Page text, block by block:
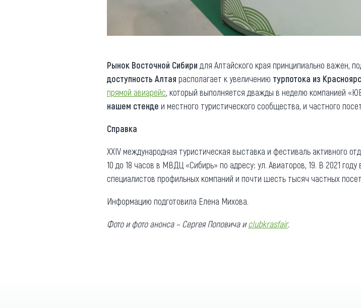
Рынок Восточной Сибири для Алтайского края принципиально важен,
доступность Алтая располагает к увеличению турпотока из
прямой авиарейс, который выполняется дважды в неделю компанией
нашем стенде и местного туристического сообщества, и частного
Справка
XХIV международная туристическая выставка и фестиваль активного
10 до 18 часов в МВДЦ «Сибирь» по адресу: ул. Авиаторов, 19. В 2021
специалистов профильных компаний и почти шесть тысяч частных
Информацию подготовила Елена Михова.
Фото и фото анонса – Сергея Поповича иclubkrasfair.